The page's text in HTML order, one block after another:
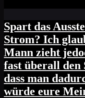
Spart das
Strom? Ich
Mann zieht
fast überall den
dass man
würde eure